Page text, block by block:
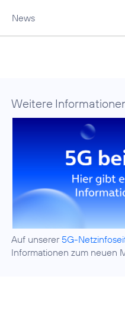
News
Weitere
Auf unserer 5G-
Informationen zum neuen